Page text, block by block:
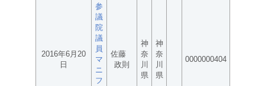
2016年6月20
日
参
議
院
議
員
マ
ニ
フ
佐藤
政則
神
奈
川
県
神
奈
川
県
0000000404